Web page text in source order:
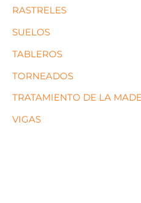
RASTRELES
SUELOS
TABLEROS
TORNEADOS
TRATAMIENTO DE LA
VIGAS